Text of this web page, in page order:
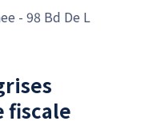
- 98 Bd De L
fiscale